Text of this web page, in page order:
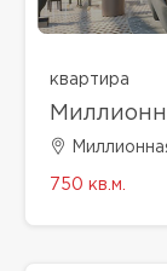
квартира
750 кв.м.